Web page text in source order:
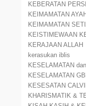
KEBERATAN
KEIMAMATAN AYAH
KEIMAMATAN
KEISTIMEWAAN
KERAJAAN ALLAH
kerasukan iblis
KESELAMATAN
KESELAMATAN
KESESATAN
KHARISMATIK &